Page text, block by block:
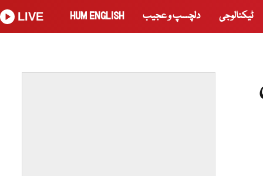
ٹیکنالوجی دلچسپ و عجیب HUM ENGLISH
LIVE